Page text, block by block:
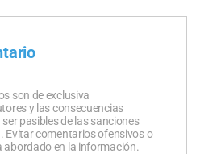
son de exclusiva
y las consecuencias
pasibles de las sanciones
Evitar comentarios ofensivos o
abordado en la información.